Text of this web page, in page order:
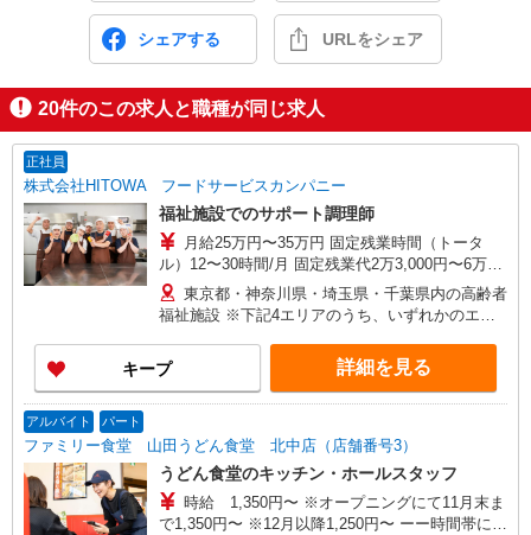
シェアする URLをシェア
20件のこの求人と職種が同じ求人
正社員
株式会社HITOWA フードサービスカンパニー
福祉施設でのサポート調理師
月給25万円〜35万円 固定残業時間（トータ
ル）12〜30時間/月 固定残業代2万3,000円〜6万
3,000円 超過分別途支給 ※給与は経験や前職給与
に応じて決定します。 賞与年2回
東京都・神奈川県・埼玉県・千葉県内の高齢者
福祉施設 ※下記4エリアのうち、いずれかのエリ
範囲は、お住まいやご希望を考慮して決定いたし
ますのでご相談ください。 ［1］東京エリア
… 八王子市、立川市、府中市、調布市、狛江市
［3］千葉エリア … 千葉市緑区、船橋市、市原
市、木更津市、松戸市、柏市、流山市 ［4］埼玉
エリア … さいたま市大宮区、所沢市、入間
市、狭山市、和光市、朝霞市
キープ 詳細を見る
アルバイト パート
ファミリー食堂 山田うどん食堂 北中店（店舗番号3）
うどん食堂のキッチン・ホールスタッフ
時給 1,350円〜 ※オープニングにて11月末ま
で1,350円〜 ※12月以降1,250円〜 ーー時間帯によ